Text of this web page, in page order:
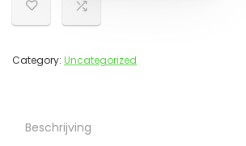
Category: Uncategorized
Beschrijving